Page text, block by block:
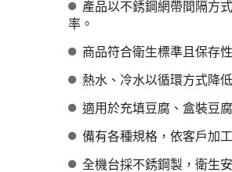
產品以不銹鋼網帶間隔方
率。
商品符合衛生標準且保存
熱水、冷水以循環方式降
適用於充填豆腐、盒裝豆
備有各種規格，依客戶加
全機台採不銹鋼製，衛生